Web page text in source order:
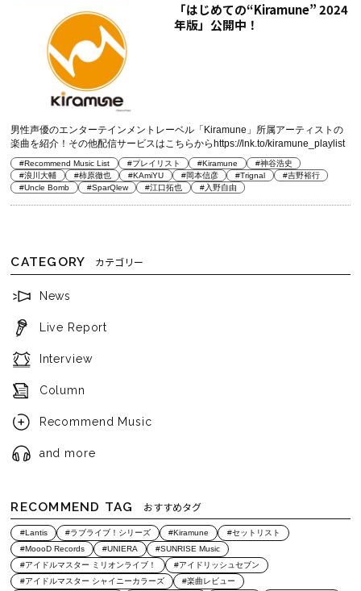
「はじめての“Kiramune” 2024
年版」公開中！
男性声優のエンターテインメントレーベル「Kiramune」所属アーティストの
楽曲を紹介！その他配信サービスはこちらからhttps://lnk.to/kiramune_playlist
#Recommend Music List #プレイリスト #Kiramune
#神谷浩史
#浪川大輔
#柿原徹也 #KAmiYU #岡本信彦 #Trignal
#吉野裕行
#Uncle Bomb
#SparQlew #江口拓也 #入野自由
CATEGORY カテゴリー
News
Live Report
Interview
Column
Recommend Music
and more
RECOMMEND TAG おすすめタグ
#Lantis #ラブライブ！シリーズ #Kiramune
#セットリスト
#MoooD Records
#UNIERA
#SUNRISE Music
#アイドルマスター ミリオンライブ！
#アイドリッシュセブン
#アイドルマスター シャイニーカラーズ
#楽曲レビュー